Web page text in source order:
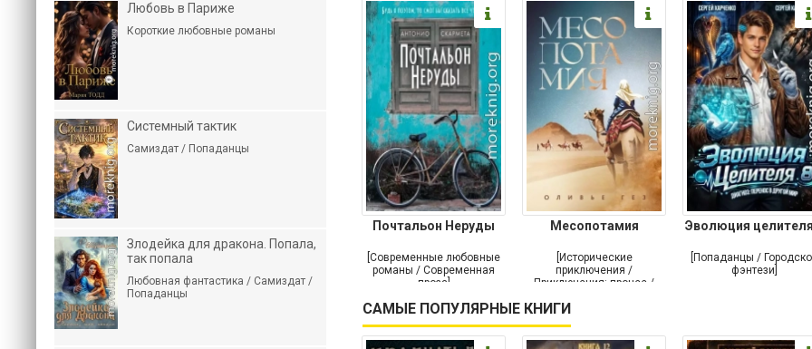
Почтальон Неруды
[Современные любовные
романы / Современная
проза]
Месопотамия
[Исторические
приключения /
Приключения: прочее /
Историческая проза]
Эволюция
[Попаданцы /
фэнтези]
САМЫЕ ПОПУЛЯРНЫЕ КНИГИ
Любовь в Париже
Короткие любовные романы
Системный тактик
Самиздат / Попаданцы
Злодейка для дракона. Попала,
так попала
Любовная фантастика / Самиздат /
Попаданцы